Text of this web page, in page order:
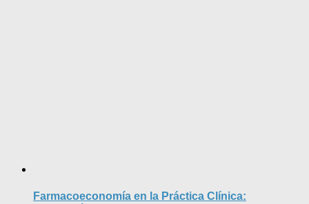
Farmacoeconomía en la Práctica Clínica: